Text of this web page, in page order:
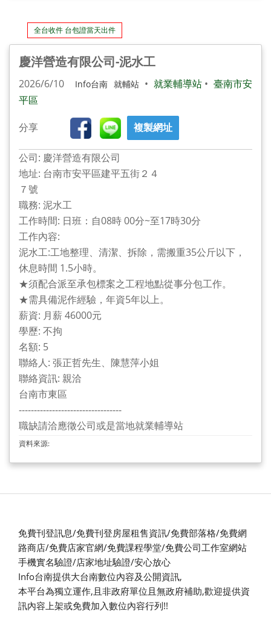
全台收件 台包證當天出件
慶洋營造有限公司-泥水工
2026/6/10 Info台南 就輔站 • 就業輔導站 • 臺南市安
平區
分享 複製網址
公司: 慶洋營造有限公司
地址: 台南市安平區建平五街２４
７號
職務: 泥水工
工作時間: 日班：自08時 00分~至17時30分
工作內容:
泥水工:工地整理、清潔、拆除，需搬重35公斤以下，
休息時間 1.5小時。
★須配合派至承包標案之工程地點從事分包工作。
★需具備泥作經驗，年資5年以上。
薪資: 月薪 46000元
學歷: 不拘
名額: 5
聯絡人: 張正哲先生、陳慧萍小姐
聯絡資訊: 親洽
台南市東區
----------------------------------
職缺請洽應徵公司或是當地就業輔導站
資料來源:
免費刊登訊息/免費刊登房屋租售資訊/免費部落格/免費網
路商店/免費店家官網/免費課程學堂/免費公司工作室網站
手機實名驗證/店家地址驗證/安心放心
Info台南提供大台南數位內容及公開資訊,
本平台為獨立運作,且非政府單位且無政府補助,歡迎提供資
訊內容上架或免費加入數位內容行列!!